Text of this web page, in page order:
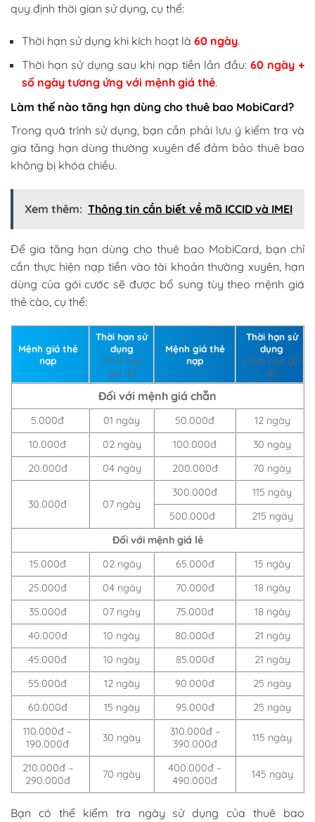
quy định thời gian sử dụng, cụ thể:
Thời hạn sử dụng khi kích hoạt là 60 ngày.
Thời hạn sử dụng sau khi nạp tiền lần đầu: 60 ngày +
số ngày tương ứng với mệnh giá thẻ.
Làm thế nào tăng hạn dùng cho thuê bao MobiCard?
Trong quá trình sử dụng, bạn cần phải lưu ý kiểm tra và
gia tăng hạn dùng thường xuyên để đảm bảo thuê bao
không bị khóa chiều.
Xem thêm: Thông tin cần biết về mã ICCID và IMEI
Để gia tăng hạn dùng cho thuê bao MobiCard, bạn chỉ
cần thực hiện nạp tiền vào tài khoản thường xuyên, hạn
dùng của gói cước sẽ được bổ sung tùy theo mệnh giá
thẻ cào, cụ thể:
Mệnh giá thẻ
nạp
Thời hạn sử
dụng
(Thời hạn
gọi đi)
Mệnh giá thẻ
nạp
Thời hạn sử
dụng
(Thời hạn gọi
đi)
Đối với mệnh giá chẵn
5.000đ 01 ngày 50.000đ
12 ngày
10.000đ
02 ngày 100.000đ
30 ngày
20.000đ
04 ngày 200.000đ 70 ngày
30.000đ 07 ngày
300.000đ
115 ngày
500.000đ
215 ngày
Đối với mệnh giá lẻ
15.000đ
02 ngày 65.000đ
15 ngày
25.000đ
04 ngày 70.000đ
18 ngày
35.000đ
07 ngày 75.000đ
18 ngày
40.000đ
10 ngày 80.000đ
21 ngày
45.000đ
10 ngày 85.000đ
21 ngày
55.000đ
12 ngày 90.000đ
25 ngày
60.000đ
15 ngày 95.000đ
25 ngày
110.000đ –
190.000đ
30 ngày
310.000đ –
390.000đ
115 ngày
210.000đ –
290.000đ
70 ngày
400.000đ –
490.000đ
145 ngày
Bạn có thể kiểm tra ngày sử dụng của thuê bao